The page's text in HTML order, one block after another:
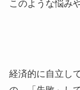
このような悩み
経済的に自立し